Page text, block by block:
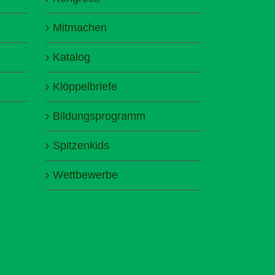
Mitmachen
Katalog
Klöppelbriefe
Bildungsprogramm
Spitzenkids
Wettbewerbe